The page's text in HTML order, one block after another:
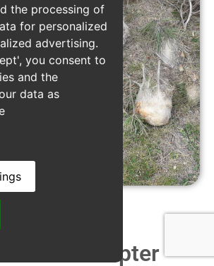
faut il compter
the processing of
for personalized
advertising.
you consent to
and the
data as